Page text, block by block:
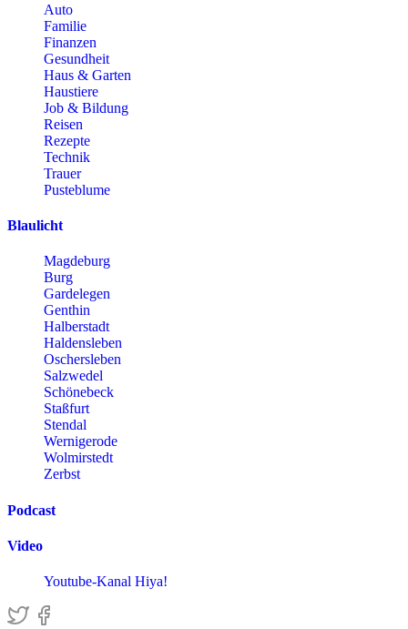
Auto
Familie
Finanzen
Gesundheit
Haus & Garten
Haustiere
Job & Bildung
Reisen
Rezepte
Technik
Trauer
Pusteblume
Blaulicht
Magdeburg
Burg
Gardelegen
Genthin
Halberstadt
Haldensleben
Oschersleben
Salzwedel
Schönebeck
Staßfurt
Stendal
Wernigerode
Wolmirstedt
Zerbst
Podcast
Video
Youtube-Kanal Hiya!